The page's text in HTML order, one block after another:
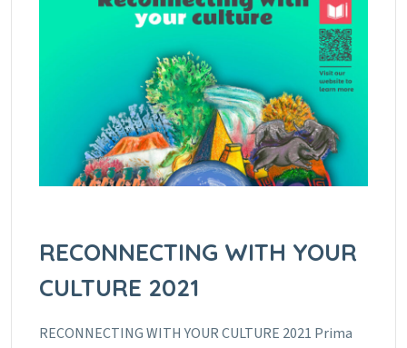
RECONNECTING WITH YOUR
CULTURE 2021
RECONNECTING WITH YOUR CULTURE 2021 Prima